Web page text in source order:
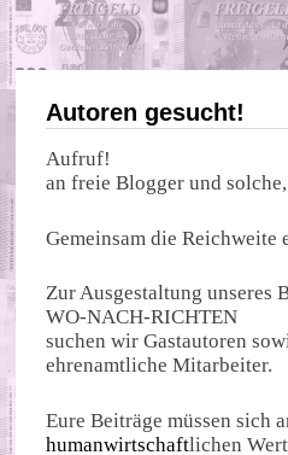
Autoren gesucht!
Aufruf!
an freie Blogger und
Gemeinsam die Reichweite
Zur Ausgestaltung unseres
WO-NACH-RICHTEN
suchen wir Gastautoren
ehrenamtliche Mitarbeiter.
Eure Beiträge müssen sich
humanwirtschaftlichen